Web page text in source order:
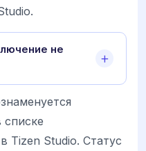
не
списке
Tizen Studio. Статус